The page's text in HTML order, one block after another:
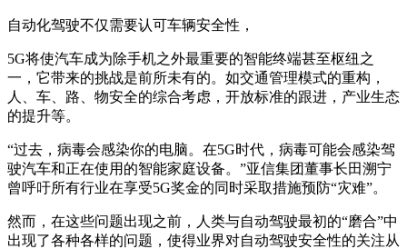
自动化驾驶不仅需要认可车辆安全性，
5G将使汽车成为除手机之外最重要的智能终端甚至枢纽之
一，它带来的挑战是前所未有的。如交通管理模式的重构，
人、车、路、物安全的综合考虑，开放标准的跟进，产业生态
的提升等。
“过去，病毒会感染你的电脑。在5G时代，病毒可能会感染驾
驶汽车和正在使用的智能家庭设备。”亚信集团董事长田溯宁
曾呼吁所有行业在享受5G奖金的同时采取措施预防“灾难”。
然而，在这些问题出现之前，人类与自动驾驶最初的“磨合”中
出现了各种各样的问题，使得业界对自动驾驶安全性的关注从